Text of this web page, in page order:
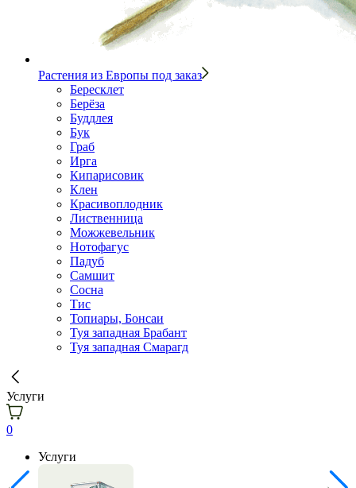
Растения из Европы под заказ
Бересклет
Берёза
Буддлея
Бук
Граб
Ирга
Кипарисовик
Клен
Красивоплодник
Лиственница
Можжевельник
Нотофагус
Падуб
Самшит
Сосна
Тис
Топиары, Бонсаи
Туя западная Брабант
Туя западная Смарагд
Услуги
0
Услуги